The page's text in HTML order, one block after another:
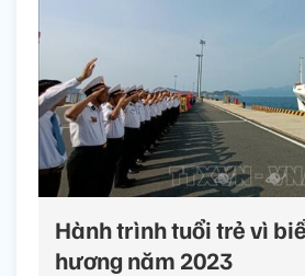
Hành trình tuổi trẻ vì
hương năm 2023